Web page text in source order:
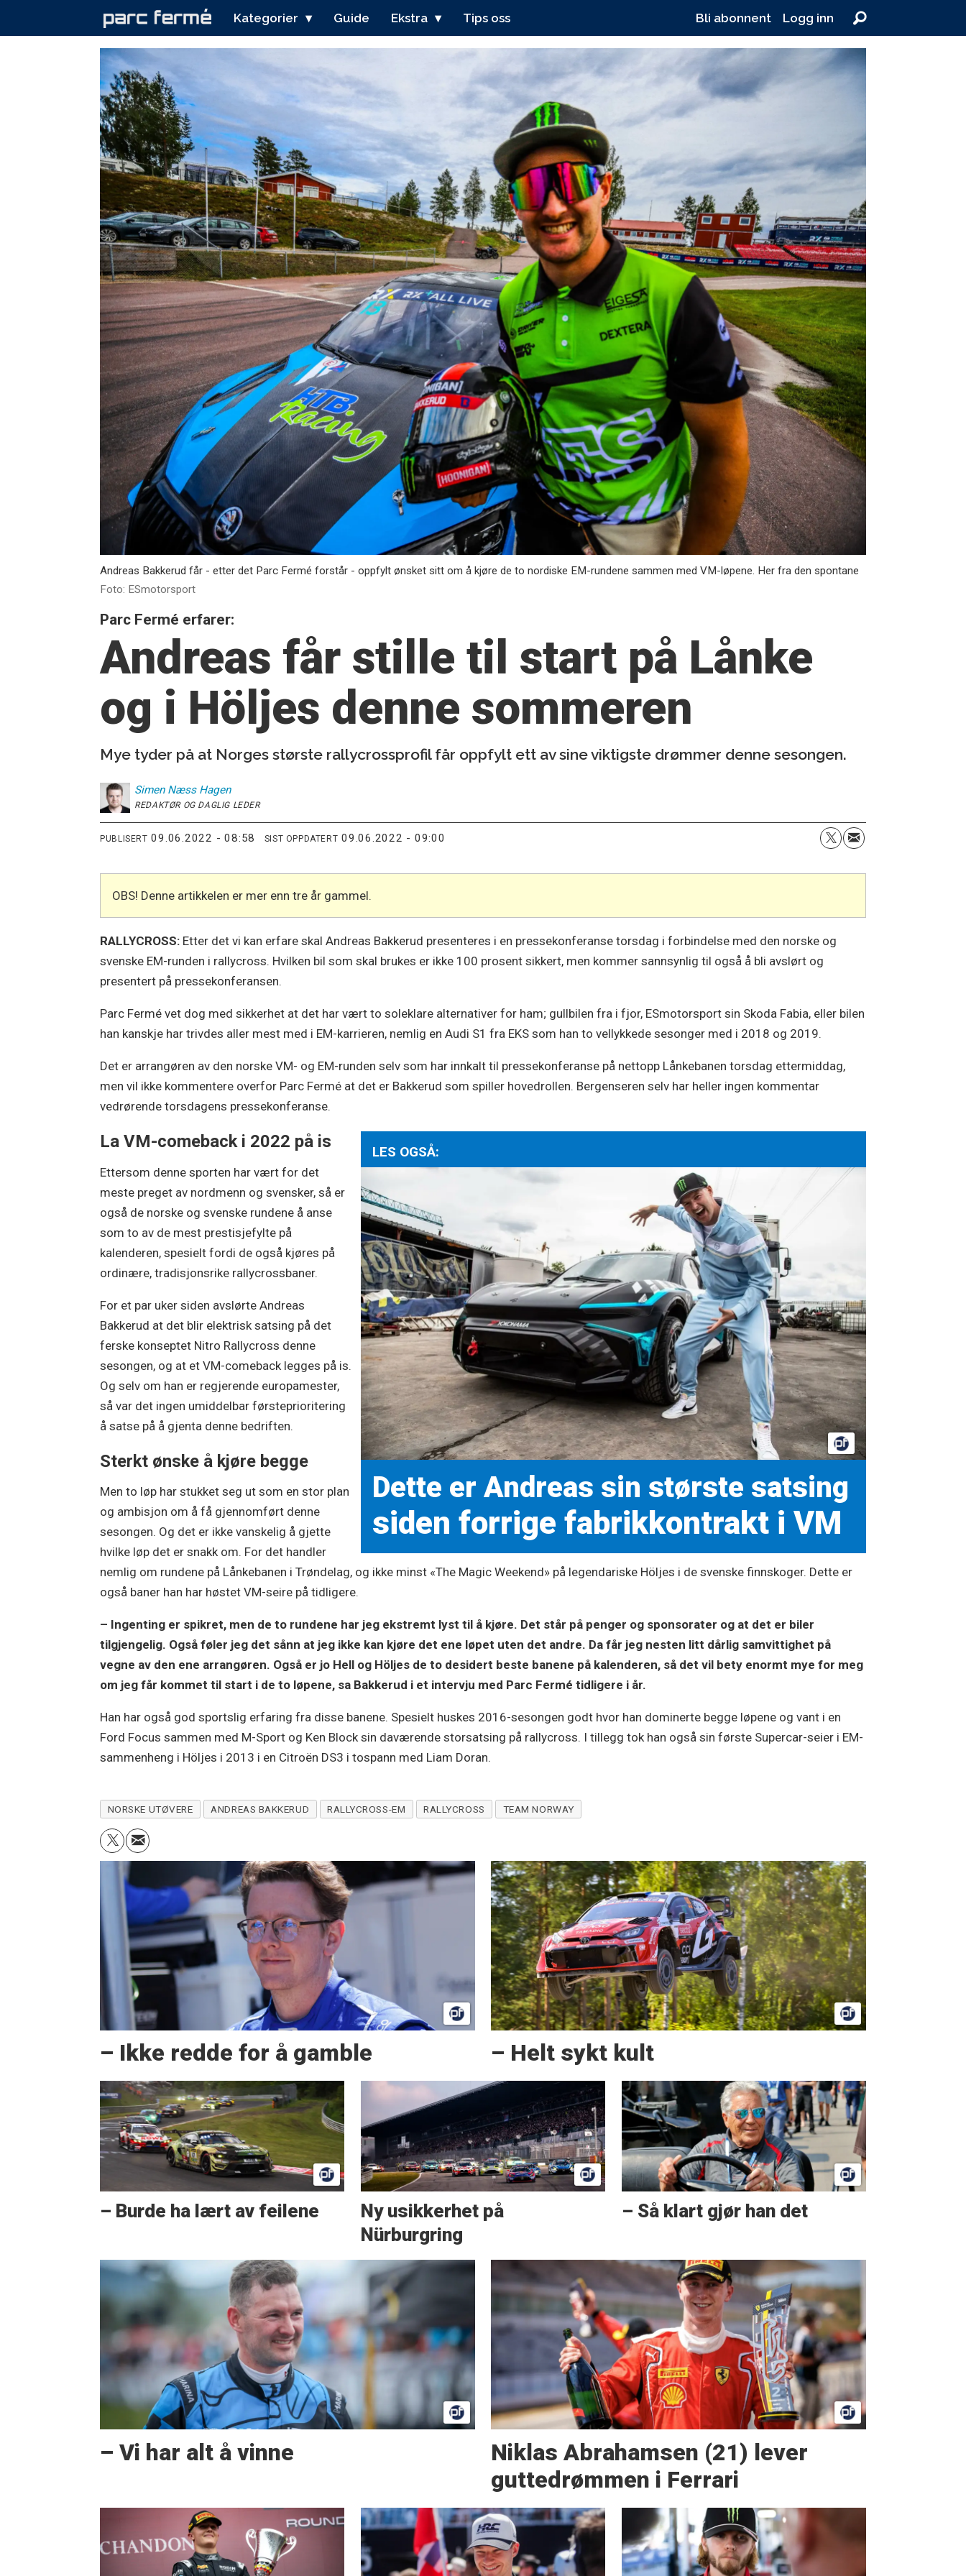
Kategorier Guide Ekstra Tips oss Bli abonnent Logg inn
Andreas Bakkerud får - etter det Parc Fermé forstår - oppfylt ønsket sitt om å kjøre de to nordiske EM-rundene sammen med VM-løpene. Her fra den spontane
Foto: ESmotorsport
Parc Fermé erfarer:
Andreas får stille til start på Lånke
og i Höljes denne sommeren
Mye tyder på at Norges største rallycrossprofil får oppfylt ett av sine viktigste drømmer denne sesongen.
Simen Næss Hagen
REDAKTØR OG DAGLIG LEDER
PUBLISERT 09.06.2022 - 08:58 SIST OPPDATERT 09.06.2022 - 09:00
OBS! Denne artikkelen er mer enn tre år gammel.
RALLYCROSS: Etter det vi kan erfare skal Andreas Bakkerud presenteres i en pressekonferanse torsdag i forbindelse med den norske og
svenske EM-runden i rallycross. Hvilken bil som skal brukes er ikke 100 prosent sikkert, men kommer sannsynlig til også å bli avslørt og
presentert på pressekonferansen.
Parc Fermé vet dog med sikkerhet at det har vært to soleklare alternativer for ham; gullbilen fra i fjor, ESmotorsport sin Skoda Fabia, eller bilen
han kanskje har trivdes aller mest med i EM-karrieren, nemlig en Audi S1 fra EKS som han to vellykkede sesonger med i 2018 og 2019.
Det er arrangøren av den norske VM- og EM-runden selv som har innkalt til pressekonferanse på nettopp Lånkebanen torsdag ettermiddag,
men vil ikke kommentere overfor Parc Fermé at det er Bakkerud som spiller hovedrollen. Bergenseren selv har heller ingen kommentar
vedrørende torsdagens pressekonferanse.
LES OGSÅ:
Dette er Andreas sin største satsing
siden forrige fabrikkontrakt i VM
La VM-comeback i 2022 på is
Ettersom denne sporten har vært for det
meste preget av nordmenn og svensker, så er
også de norske og svenske rundene å anse
som to av de mest prestisjefylte på
kalenderen, spesielt fordi de også kjøres på
ordinære, tradisjonsrike rallycrossbaner.
For et par uker siden avslørte Andreas
Bakkerud at det blir elektrisk satsing på det
ferske konseptet Nitro Rallycross denne
sesongen, og at et VM-comeback legges på is.
Og selv om han er regjerende europamester,
så var det ingen umiddelbar førsteprioritering
å satse på å gjenta denne bedriften.
Sterkt ønske å kjøre begge
Men to løp har stukket seg ut som en stor plan
og ambisjon om å få gjennomført denne
sesongen. Og det er ikke vanskelig å gjette
hvilke løp det er snakk om. For det handler
nemlig om rundene på Lånkebanen i Trøndelag, og ikke minst «The Magic Weekend» på legendariske Höljes i de svenske finnskoger. Dette er
også baner han har høstet VM-seire på tidligere.
– Ingenting er spikret, men de to rundene har jeg ekstremt lyst til å kjøre. Det står på penger og sponsorater og at det er biler
tilgjengelig. Også føler jeg det sånn at jeg ikke kan kjøre det ene løpet uten det andre. Da får jeg nesten litt dårlig samvittighet på
vegne av den ene arrangøren. Også er jo Hell og Höljes de to desidert beste banene på kalenderen, så det vil bety enormt mye for meg
om jeg får kommet til start i de to løpene, sa Bakkerud i et intervju med Parc Fermé tidligere i år.
Han har også god sportslig erfaring fra disse banene. Spesielt huskes 2016-sesongen godt hvor han dominerte begge løpene og vant i en
Ford Focus sammen med M-Sport og Ken Block sin daværende storsatsing på rallycross. I tillegg tok han også sin første Supercar-seier i EM-
sammenheng i Höljes i 2013 i en Citroën DS3 i tospann med Liam Doran.
NORSKE UTØVERE ANDREAS BAKKERUD RALLYCROSS-EM RALLYCROSS TEAM NORWAY
– Ikke redde for å gamble – Helt sykt kult
– Burde ha lært av feilene
Ny usikkerhet på
Nürburgring
– Så klart gjør han det
– Vi har alt å vinne
Niklas Abrahamsen (21) lever
guttedrømmen i Ferrari